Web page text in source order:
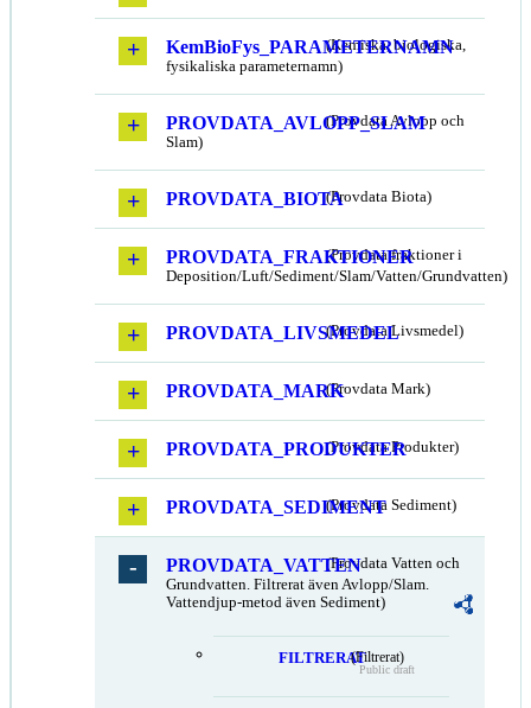
KemBioFys_PARAMETERNAMN
(Kemiska, biologiska,
fysikaliska parameternamn)
PROVDATA_AVLOPP_SLAM
(Provdata Avlopp och
Slam)
PROVDATA_BIOTA(Provdata Biota)
PROVDATA_FRAKTIONER
(Provdata fraktioner i
Deposition/Luft/Sediment/Slam/Vatten/Grundvatten)
PROVDATA_LIVSMEDEL
(Provdata Livsmedel)
PROVDATA_MARK(Provdata Mark)
PROVDATA_PRODUKTER
(Provdata Produkter)
PROVDATA_SEDIMENT(Provdata Sediment)
PROVDATA_VATTEN(Provdata Vatten och
Grundvatten. Filtrerat även Avlopp/Slam.
Vattendjup-metod även Sediment)
FILTRERAT(Filtrerat)
Public draft